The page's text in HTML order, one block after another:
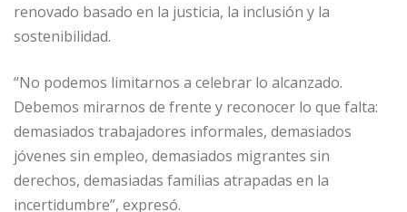
renovado basado en la justicia, la inclusión y la
sostenibilidad.
“No podemos limitarnos a celebrar lo alcanzado.
Debemos mirarnos de frente y reconocer lo que falta:
demasiados trabajadores informales, demasiados
jóvenes sin empleo, demasiados migrantes sin
derechos, demasiadas familias atrapadas en la
incertidumbre”, expresó.